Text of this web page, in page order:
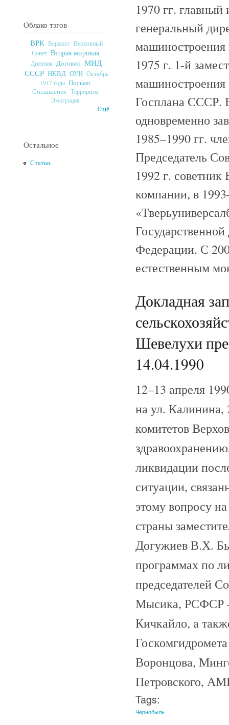
Облако тэгов
ВРК Вермахт Верховный
Совет Вторая мировая
Дневник Договор МИД
СССР НКВД ОУН Октябрь
1917 года Письмо
Соглашение Терроризм
Эмиграция
Ещё
Остальное
Статьи
1970 гг.
генеральный
1975 г. 1-й
машиностроения
Госплана СССР.
одновременно
1985–1990 гг.
Председатель
1992 г.
компании, в
Федерации. С
естественным
Докладная
Шевелухи
14.04.1990
12–13 апреля
на ул. Калинина,
комитетов
ликвидации
ситуации,
этому вопросу
страны
Догужиев В.Х.
программах по
председателей
Мысика, РСФСР
Кичкайло, а
Воронцова,
Петровского,
Tags:
Чернобыль